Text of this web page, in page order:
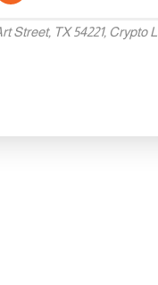
Street, TX 54221, Crypto